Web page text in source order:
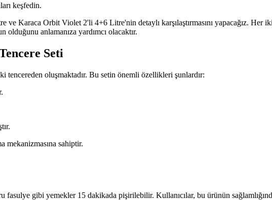
keşfedin.
Karaca Orbit Violet 2'li 4+6 Litre'nin detaylı karşılaştırmasını yapacağız. Her
olduğunu anlamanıza yardımcı olacaktır.
Seti
oluşmaktadır. Bu setin önemli özellikleri şunlardır:
mekanizmasına sahiptir.
gibi yemekler 15 dakikada pişirilebilir. Kullanıcılar, bu ürünün